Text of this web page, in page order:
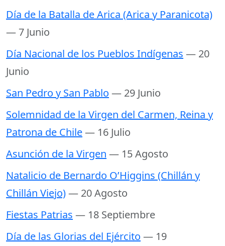
Día de la Batalla de Arica (Arica y Paranicota)
— 7 Junio
Día Nacional de los Pueblos Indígenas — 20
Junio
San Pedro y San Pablo — 29 Junio
Solemnidad de la Virgen del Carmen, Reina y
Patrona de Chile— 16 Julio
Asunción de la Virgen — 15 Agosto
Natalicio de Bernardo O’Higgins (Chillán y
Chillán Viejo)— 20 Agosto
Fiestas Patrias — 18 Septiembre
Día de las Glorias del Ejército — 19